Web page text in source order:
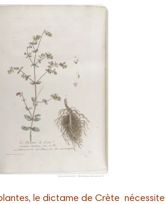
le dictame de Crète